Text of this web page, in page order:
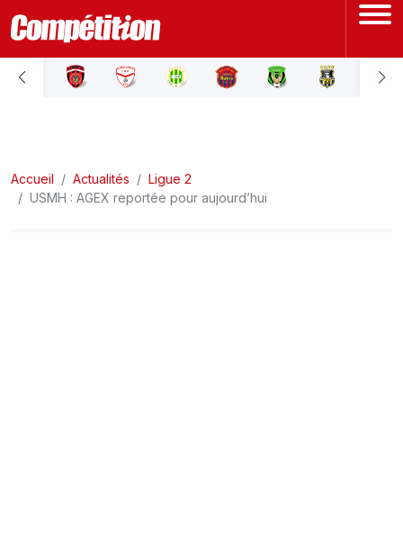
ACCUEIL
LIGUE 2
Accueil Actualités
Ligue 2
USMH : AGEX reportée pour aujourd’hui